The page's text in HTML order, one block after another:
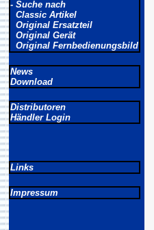
- Suche nach
Classic Artikel
Original Ersatzteil
Original Gerät
Original Fernbedienungsbild
News
Download
Distributoren
Händler Login
Links
Impressum